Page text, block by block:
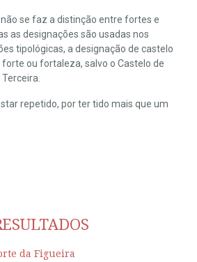
se faz a distinção entre fortes e
as designações são usadas nos
tipológicas, a designação de castelo
ou fortaleza, salvo o Castelo de
repetido, por ter tido mais que um
da Figueira